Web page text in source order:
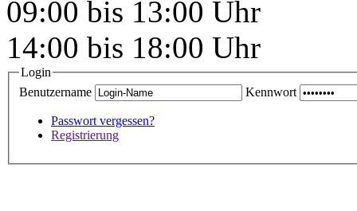
09:00 bis 13:00 Uhr
14:00 bis 18:00 Uhr
Login
Benutzername
Kennwort
Passwort vergessen?
Registrierung